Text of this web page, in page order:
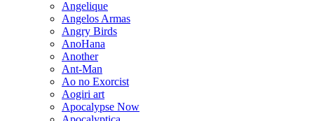
Angelique
Angelos Armas
Angry Birds
AnoHana
Another
Ant-Man
Ao no Exorcist
Aogiri art
Apocalypse Now